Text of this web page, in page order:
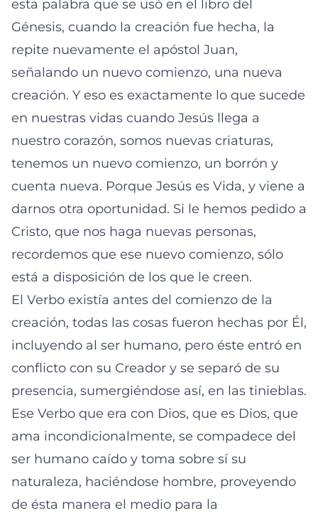
esta palabra que se usó en el libro del
Génesis, cuando la creación fue hecha, la
repite nuevamente el apóstol Juan,
señalando un nuevo comienzo, una nueva
creación. Y eso es exactamente lo que sucede
en nuestras vidas cuando Jesús llega a
nuestro corazón, somos nuevas criaturas,
tenemos un nuevo comienzo, un borrón y
cuenta nueva. Porque Jesús es Vida, y viene a
darnos otra oportunidad. Si le hemos pedido a
Cristo, que nos haga nuevas personas,
recordemos que ese nuevo comienzo, sólo
está a disposición de los que le creen.
El Verbo existía antes del comienzo de la
creación, todas las cosas fueron hechas por Él,
incluyendo al ser humano, pero éste entró en
conflicto con su Creador y se separó de su
presencia, sumergiéndose así, en las tinieblas.
Ese Verbo que era con Dios, que es Dios, que
ama incondicionalmente, se compadece del
ser humano caído y toma sobre sí su
naturaleza, haciéndose hombre, proveyendo
de ésta manera el medio para la